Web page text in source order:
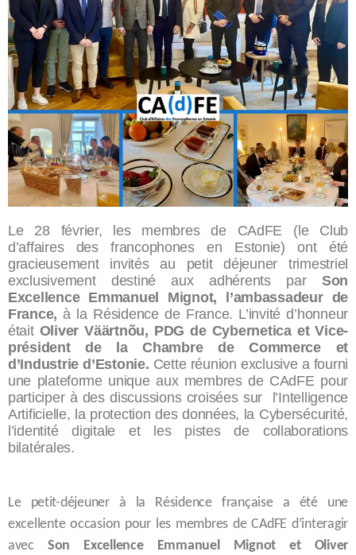
Le 28 février, les membres de CAdFE (le Club
d’affaires des francophones en Estonie) ont été
gracieusement invités au petit déjeuner trimestriel
exclusivement destiné aux adhérents par Son
Excellence Emmanuel Mignot, l’ambassadeur de
France, à la Résidence de France. L’invité d’honneur
était Oliver Väärtnõu, PDG de Cybernetica et Vice-
président de la Chambre de Commerce et
d’Industrie d’Estonie. Cette réunion exclusive a fourni
une plateforme unique aux membres de CAdFE pour
participer à des discussions croisées sur l’Intelligence
Artificielle, la protection des données, la Cybersécurité,
l’identité digitale et les pistes de collaborations
bilatérales.
Le petit-déjeuner à la Résidence française a été une
excellente occasion pour les membres de CAdFE d’interagir
avec Son Excellence Emmanuel Mignot et Oliver